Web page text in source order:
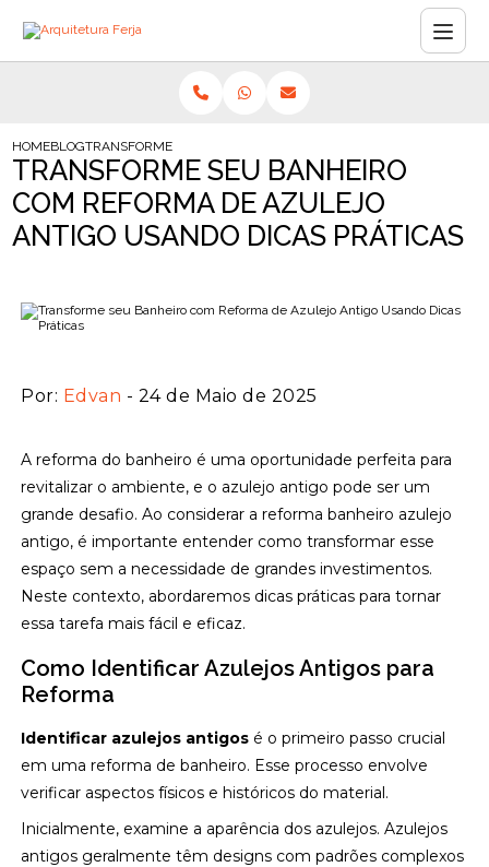
HOMEBLOGTRANSFORME SEU BANHEIRO COM REFORMA DE AZULEJO
TRANSFORME SEU BANHEIRO
COM REFORMA DE AZULEJO
ANTIGO USANDO DICAS PRÁTICAS
Por: Edvan - 24 de Maio de 2025
A reforma do banheiro é uma oportunidade perfeita para
revitalizar o ambiente, e o azulejo antigo pode ser um
grande desafio. Ao considerar a reforma banheiro azulejo
antigo, é importante entender como transformar esse
espaço sem a necessidade de grandes investimentos.
Neste contexto, abordaremos dicas práticas para tornar
essa tarefa mais fácil e eficaz.
Como Identificar Azulejos Antigos para
Reforma
Identificar azulejos antigos é o primeiro passo crucial
em uma reforma de banheiro. Esse processo envolve
verificar aspectos físicos e históricos do material.
Inicialmente, examine a aparência dos azulejos. Azulejos
antigos geralmente têm designs com padrões complexos